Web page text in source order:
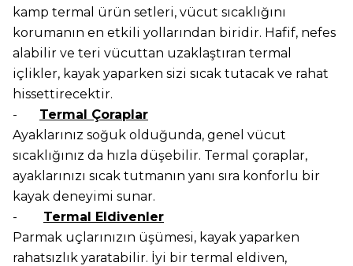
kamp termal ürün setleri, vücut sıcaklığını
korumanın en etkili yollarından biridir. Hafif, nefes
alabilir ve teri vücuttan uzaklaştıran termal
içlikler, kayak yaparken sizi sıcak tutacak ve rahat
hissettirecektir.
- Termal Çoraplar
Ayaklarınız soğuk olduğunda, genel vücut
sıcaklığınız da hızla düşebilir. Termal çoraplar,
ayaklarınızı sıcak tutmanın yanı sıra konforlu bir
kayak deneyimi sunar.
-
Termal Eldivenler
Parmak uçlarınızın üşümesi, kayak yaparken
rahatsızlık yaratabilir. İyi bir termal eldiven,